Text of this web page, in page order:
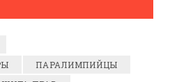
ПАРАЛИМПИЙЦЫ